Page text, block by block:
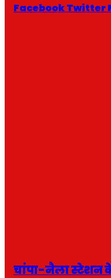
FacebookTwitter
चांपा-नैला स्टेशन के